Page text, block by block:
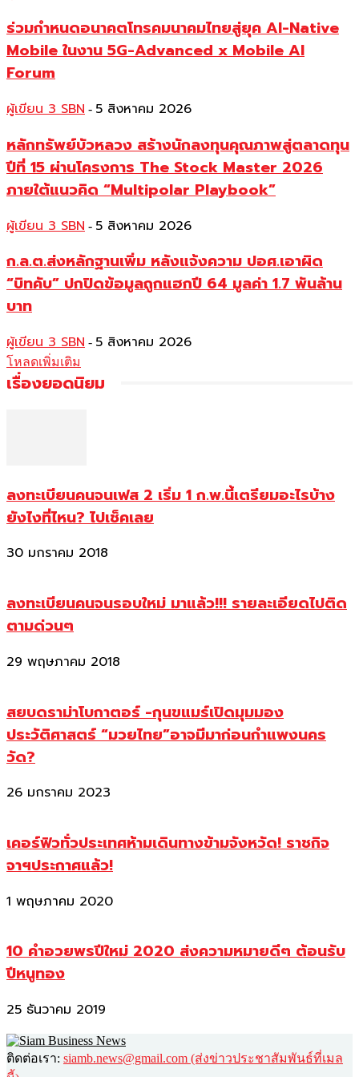
ร่วมกำหนดอนาคตโทรคมนาคมไทยสู่ยุค AI-Native
Mobile ในงาน 5G-Advanced x Mobile AI
Forum
ผู้เขียน 3 SBN - 5 สิงหาคม 2026
หลักทรัพย์บัวหลวง สร้างนักลงทุนคุณภาพสู่ตลาดทุน
ปีที่ 15 ผ่านโครงการ The Stock Master 2026
ภายใต้แนวคิด “Multipolar Playbook”
ผู้เขียน 3 SBN - 5 สิงหาคม 2026
ก.ล.ต.ส่งหลักฐานเพิ่ม หลังแจ้งความ ปอศ.เอาผิด
“บิทคับ” ปกปิดข้อมูลถูกแฮกปี 64 มูลค่า 1.7 พันล้าน
บาท
ผู้เขียน 3 SBN - 5 สิงหาคม 2026
โหลดเพิ่มเติม
เรื่องยอดนิยม
ลงทะเบียนคนจนเฟส 2 เริ่ม 1 ก.พ.นี้เตรียมอะไรบ้าง
ยังไงที่ไหน? ไปเช็คเลย
30 มกราคม 2018
ลงทะเบียนคนจนรอบใหม่ มาแล้ว!!! รายละเอียดไปติด
ตามด่วนๆ
29 พฤษภาคม 2018
สยบดราม่าโบกาตอร์ -กุนขแมร์เปิดมุมมอง
ประวัติศาสตร์ “มวยไทย”อาจมีมาก่อนกำแพงนคร
วัด?
26 มกราคม 2023
เคอร์ฟิวทั่วประเทศห้ามเดินทางข้ามจังหวัด! ราชกิจ
จาฯประกาศแล้ว!
1 พฤษภาคม 2020
10 คำอวยพรปีใหม่ 2020 ส่งความหมายดีๆ ต้อนรับ
ปีหนูทอง
25 ธันวาคม 2019
ติดต่อเรา: siamb.news@gmail.com (ส่งข่าวประชาสัมพันธ์ที่เมล